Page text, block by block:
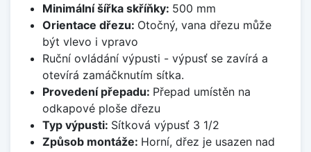
Minimální šířka skříňky: 500 mm
Orientace dřezu: Otočný, vana dřezu může
být vlevo i vpravo
Ruční ovládání výpusti - výpusť se zavírá a
otevírá zamáčknutím sítka.
Provedení přepadu: Přepad umístěn na
odkapové ploše dřezu
Typ výpusti: Sítková výpusť 3 1/2
Způsob montáže: Horní, dřez je usazen nad